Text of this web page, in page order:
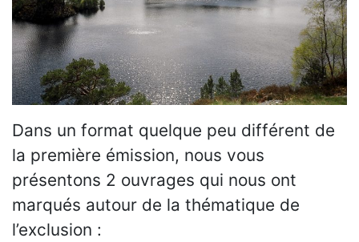
Dans un format quelque peu différent de
la première émission, nous vous
présentons 2 ouvrages qui nous ont
marqués autour de la thématique de
l’exclusion :